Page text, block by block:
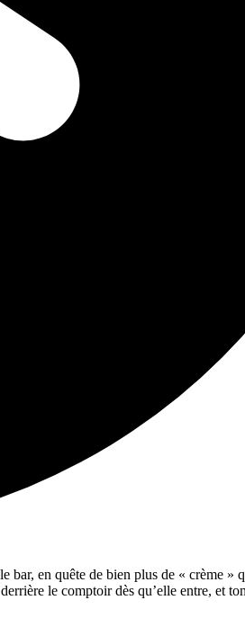
en quête de bien plus de « crème »
le comptoir dès qu’elle entre, et